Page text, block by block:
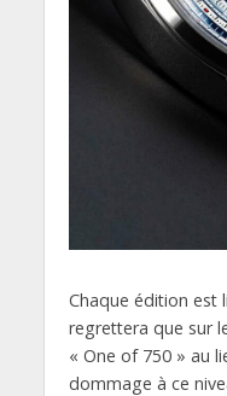
Chaque édition est
regrettera que sur
« One of 750 » au
dommage à ce